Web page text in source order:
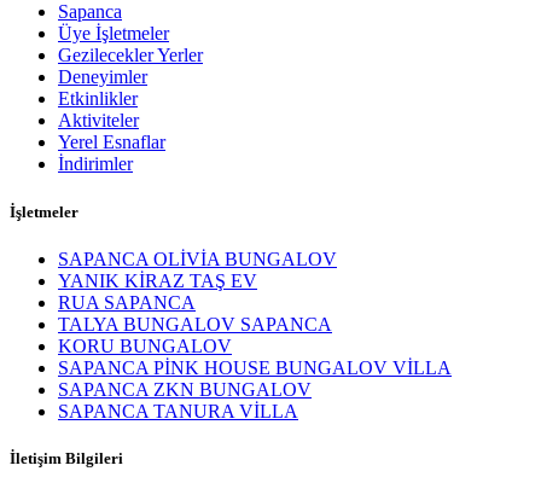
Sapanca
Üye İşletmeler
Gezilecekler Yerler
Deneyimler
Etkinlikler
Aktiviteler
Yerel Esnaflar
İndirimler
İşletmeler
SAPANCA OLİVİA BUNGALOV
YANIK KİRAZ TAŞ EV
RUA SAPANCA
TALYA BUNGALOV SAPANCA
KORU BUNGALOV
SAPANCA PİNK HOUSE BUNGALOV VİLLA
SAPANCA ZKN BUNGALOV
SAPANCA TANURA VİLLA
İletişim Bilgileri